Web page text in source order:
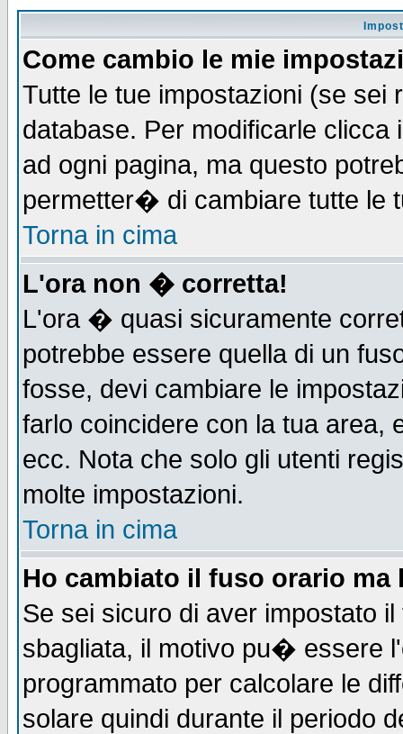
Come cambio le mie
Tutte le tue impostazioni (se sei
database. Per modificarle clicca
ad ogni pagina, ma questo
permetter� di cambiare tutte le
Torna in cima
L'ora non � corretta!
L'ora � quasi sicuramente
potrebbe essere quella di un
fosse, devi cambiare le
farlo coincidere con la tua area,
ecc. Nota che solo gli utenti
molte impostazioni.
Torna in cima
Ho cambiato il fuso orario
Se sei sicuro di aver impostato
sbagliata, il motivo pu� essere
programmato per calcolare le
solare quindi durante il periodo